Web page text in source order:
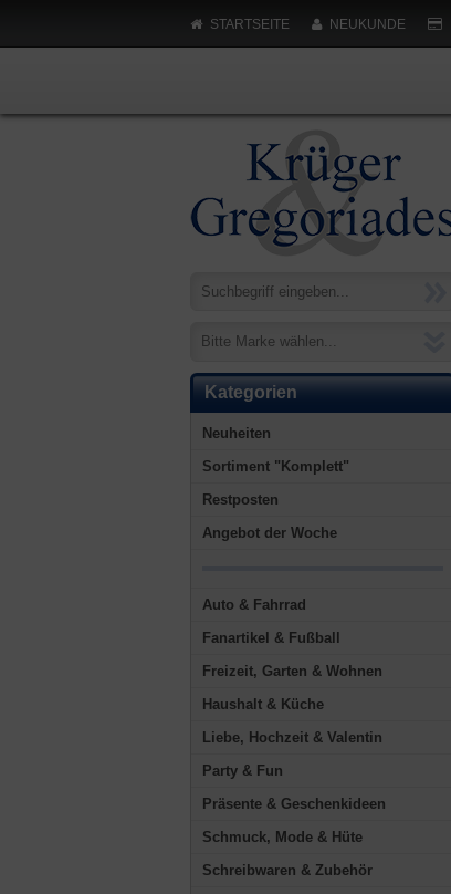
STARTSEITE NEUKUNDE
Bitte Marke wählen...
Kategorien
Neuheiten
Sortiment "Komplett"
Restposten
Angebot der Woche
Auto & Fahrrad
Fanartikel & Fußball
Freizeit, Garten & Wohnen
Haushalt & Küche
Liebe, Hochzeit & Valentin
Party & Fun
Präsente & Geschenkideen
Schmuck, Mode & Hüte
Schreibwaren & Zubehör